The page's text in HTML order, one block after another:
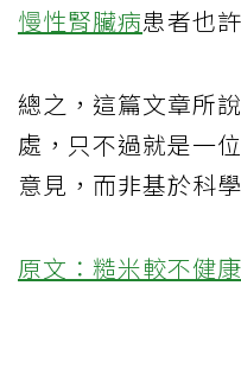
慢性腎臟病患者也
總之，這篇文章所
處，只不過就是一
意見，而非基於科
原文：糙米較不健